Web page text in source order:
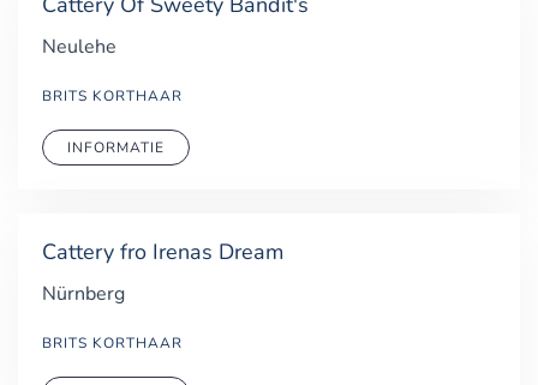
Neulehe
BRITS KORTHAAR
INFORMATIE
Cattery fro Irenas Dream
Nürnberg
BRITS KORTHAAR